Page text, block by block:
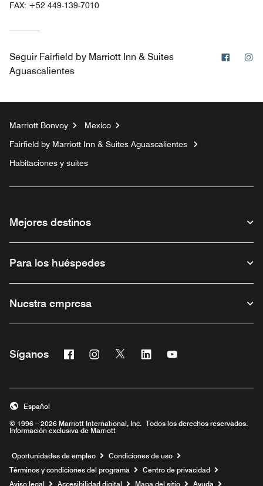
FAX: +52 449-139-7010
Seguir Fairfield by Marriott Inn & Suites
Aguascalientes
Marriott Bonvoy
Mexico
Fairfield by Marriott Inn & Suites Aguascalientes
Habitaciones y suites
Mejores destinos
Para los huéspedes
Nuestra empresa
Síganos Facebook
Abre una ventana nueva
Instagram
Abre una ventana nueva
Twitter
Abre una ventana nueva
Linkedin
Abre una ventana nueva
Abre una ventana
© 1996 – 2026 Marriott International, Inc. Todos los derechos reservados.
Información exclusiva de Marriott
Español
Oportunidades de empleo Abre una ventana nueva
Condiciones de uso
Términos y condiciones del programa
Centro de privacidad
Aviso legal
Accesibilidad digital Mapa del sitio Ayuda